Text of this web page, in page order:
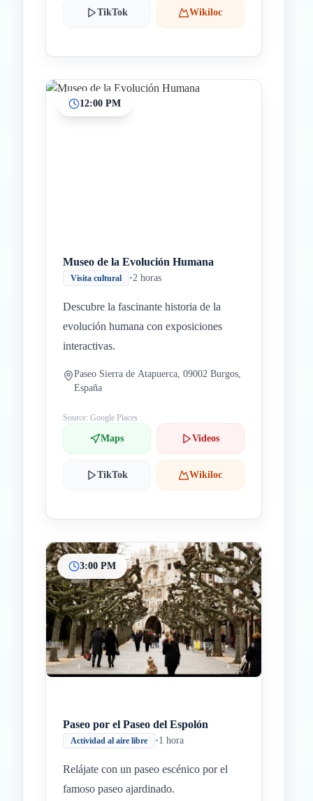
TikTok Wikiloc
12:00 PM
Museo de la Evolución Humana
Visita cultural •2 horas
Descubre la fascinante historia de la
evolución humana con exposiciones
interactivas.
Paseo Sierra de Atapuerca, 09002 Burgos,
España
Source: Google Places
Maps Videos
TikTok Wikiloc
3:00 PM
Paseo por el Paseo del Espolón
Actividad al aire libre •1 hora
Relájate con un paseo escénico por el
famoso paseo ajardinado.